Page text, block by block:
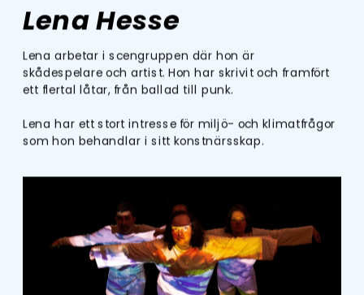
Lena Hesse
Lena arbetar i scengruppen där hon är
skådespelare och artist. Hon har skrivit och framfört
ett flertal låtar, från ballad till punk.
Lena har ett stort intresse för miljö- och klimatfrågor
som hon behandlar i sitt konstnärsskap.